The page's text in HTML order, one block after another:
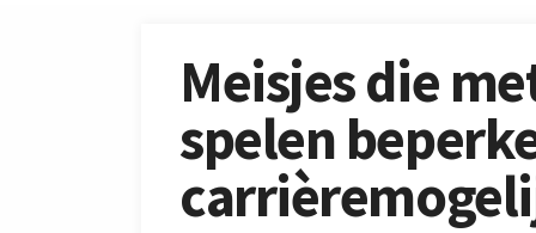
Meisjes die
spelen